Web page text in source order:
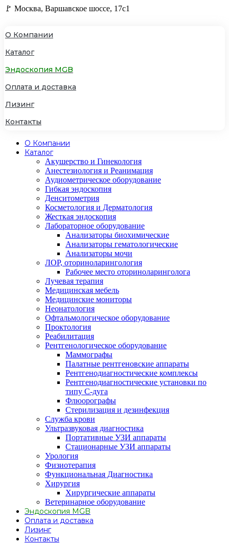
🚩 Москва, Варшавское шоссе, 17с1
О Компании
Каталог
Эндоскопия MGB
Оплата и доставка
Лизинг
Контакты
О Компании
Каталог
Акушерство и Гинекология
Анестезиология и Реанимация
Аудиометрическое оборудование
Гибкая эндоскопия
Денситометрия
Косметология и Дерматология
Жесткая эндоскопия
Лабораторное оборудование
Анализаторы биохимические
Анализаторы гематологические
Анализаторы мочи
ЛОР, оториноларингология
Рабочее место оториноларинголога
Лучевая терапия
Медицинская мебель
Медицинские мониторы
Неонатология
Офтальмологическое оборудование
Проктология
Реабилитация
Рентгенологическое оборудование
Маммографы
Палатные рентгеновские аппараты
Рентгенодиагностические комплексы
Рентгенодиагностические установки по
типу С-дуга
Флюорографы
Стерилизация и дезинфекция
Служба крови
Ультразвуковая диагностика
Портативные УЗИ аппараты
Стационарные УЗИ аппараты
Урология
Физиотерапия
Функциональная Диагностика
Хирургия
Хирургические аппараты
Ветеринарное оборудование
Эндоскопия MGB
Оплата и доставка
Лизинг
Контакты